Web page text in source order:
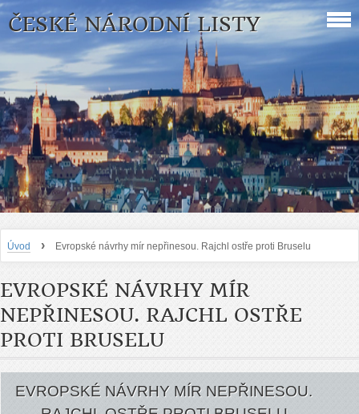
ČESKÉ NÁRODNÍ LISTY
Úvod › Evropské návrhy mír nepřinesou. Rajchl ostře proti Bruselu
EVROPSKÉ NÁVRHY MÍR
NEPŘINESOU. RAJCHL OSTŘE
PROTI BRUSELU
EVROPSKÉ NÁVRHY MÍR NEPŘINESOU.